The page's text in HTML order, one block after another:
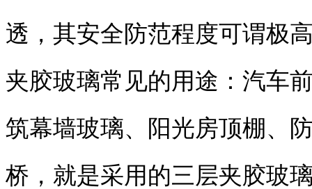
透，其安全防范程度可谓极
夹胶玻璃常见的用途：汽车
筑幕墙玻璃、阳光房顶棚、
桥，就是采用的三层夹胶玻